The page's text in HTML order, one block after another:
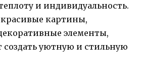
и индивидуальность.
картины,
элементы,
создать уютную и стильную